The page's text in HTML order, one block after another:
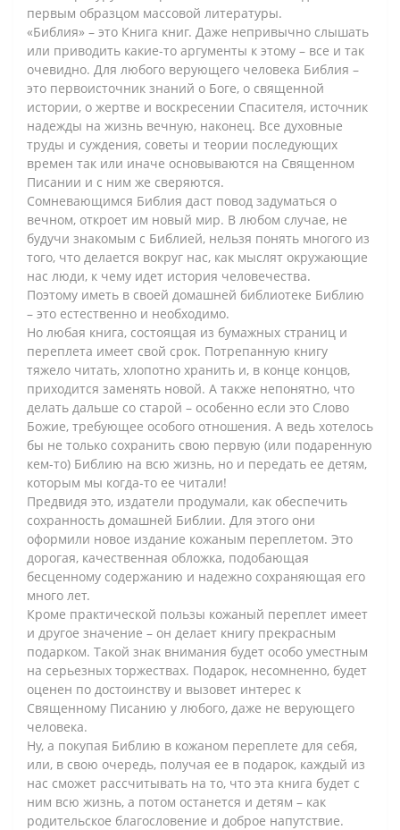
первым образцом массовой литературы.
«Библия» – это Книга книг. Даже непривычно слышать
или приводить какие-то аргументы к этому – все и так
очевидно. Для любого верующего человека Библия –
это первоисточник знаний о Боге, о священной
истории, о жертве и воскресении Спасителя, источник
надежды на жизнь вечную, наконец. Все духовные
труды и суждения, советы и теории последующих
времен так или иначе основываются на Священном
Писании и с ним же сверяются.
Сомневающимся Библия даст повод задуматься о
вечном, откроет им новый мир. В любом случае, не
будучи знакомым с Библией, нельзя понять многого из
того, что делается вокруг нас, как мыслят окружающие
нас люди, к чему идет история человечества.
Поэтому иметь в своей домашней библиотеке Библию
– это естественно и необходимо.
Но любая книга, состоящая из бумажных страниц и
переплета имеет свой срок. Потрепанную книгу
тяжело читать, хлопотно хранить и, в конце концов,
приходится заменять новой. А также непонятно, что
делать дальше со старой – особенно если это Слово
Божие, требующее особого отношения. А ведь хотелось
бы не только сохранить свою первую (или подаренную
кем-то) Библию на всю жизнь, но и передать ее детям,
которым мы когда-то ее читали!
Предвидя это, издатели продумали, как обеспечить
сохранность домашней Библии. Для этого они
оформили новое издание кожаным переплетом. Это
дорогая, качественная обложка, подобающая
бесценному содержанию и надежно сохраняющая его
много лет.
Кроме практической пользы кожаный переплет имеет
и другое значение – он делает книгу прекрасным
подарком. Такой знак внимания будет особо уместным
на серьезных торжествах. Подарок, несомненно, будет
оценен по достоинству и вызовет интерес к
Священному Писанию у любого, даже не верующего
человека.
Ну, а покупая Библию в кожаном переплете для себя,
или, в свою очередь, получая ее в подарок, каждый из
нас сможет рассчитывать на то, что эта книга будет с
ним всю жизнь, а потом останется и детям – как
родительское благословение и доброе напутствие.